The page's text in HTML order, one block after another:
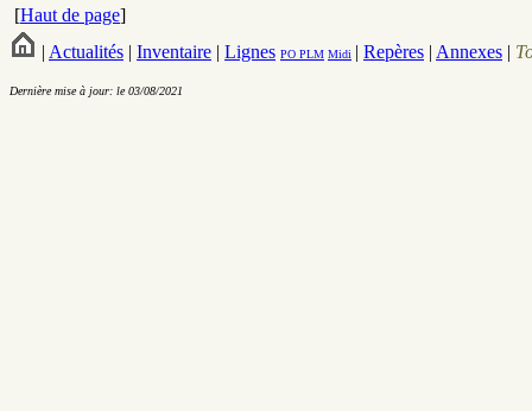
[Haut de page]
| Actualités | Inventaire | Lignes PO PLM Midi | Repères | Annexes |
Dernière mise à jour: le 03/08/2021